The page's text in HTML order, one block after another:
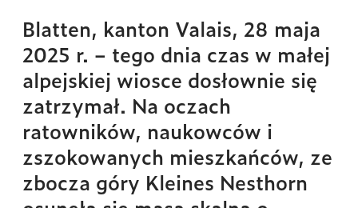
Blatten, kanton Valais, 28 maja
2025 r. – tego dnia czas w małej
alpejskiej wiosce dosłownie się
zatrzymał. Na oczach
ratowników, naukowców i
zszokowanych mieszkańców, ze
zbocza góry Kleines Nesthorn